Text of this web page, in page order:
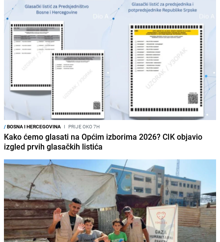
/BOSNA I HERCEGOVINA I PRIJE OKO 7H
Kako ćemo glasati na Općim izborima 2026? CIK objavio
izgled prvih glasačkih listića